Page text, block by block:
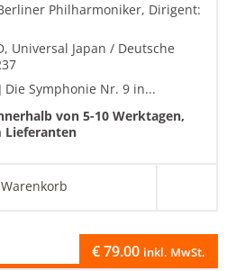
Philharmoniker, Dirigent:
Universal Japan / Deutsche
Die Symphonie Nr. 9 in...
von 5-10 Werktagen,
Lieferanten
€79.00 inkl. MwSt.